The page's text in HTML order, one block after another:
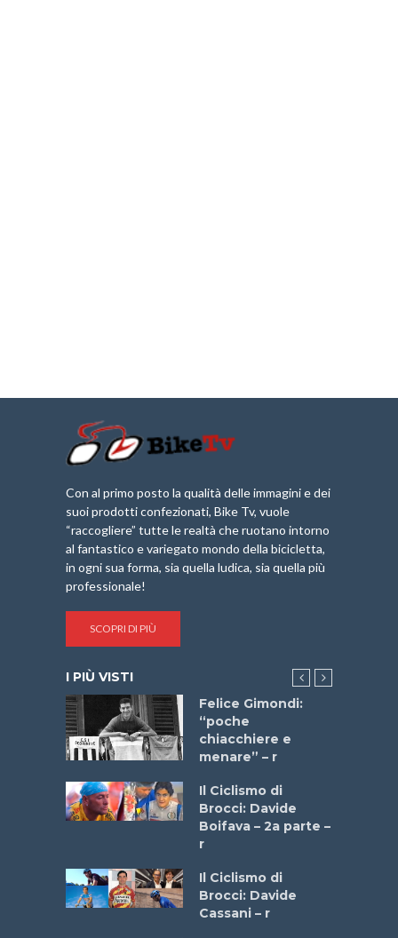
Con al primo posto la qualità delle immagini e dei
suoi prodotti confezionati, Bike Tv, vuole
“raccogliere” tutte le realtà che ruotano intorno
al fantastico e variegato mondo della bicicletta,
in ogni sua forma, sia quella ludica, sia quella più
professionale!
SCOPRI DI PIÙ
I PIÙ VISTI
Felice Gimondi:
“poche
chiacchiere e
menare” – r
Il Ciclismo di
Brocci: Davide
Boifava – 2a parte –
r
Il Ciclismo di
Brocci: Davide
Cassani – r